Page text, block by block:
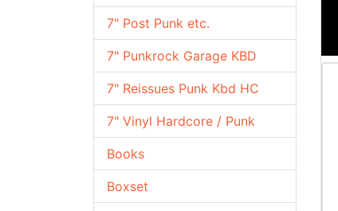
7" Post Punk etc.
7" Punkrock Garage KBD
7" Reissues Punk Kbd HC
7" Vinyl Hardcore / Punk
Books
Boxset